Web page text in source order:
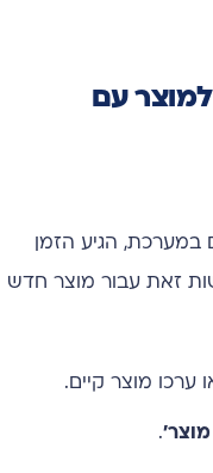
למוצר עם
במערכת, הגיע הזמן
זאת עבור מוצר חדש
ערכו מוצר קיים.
מוצר'.